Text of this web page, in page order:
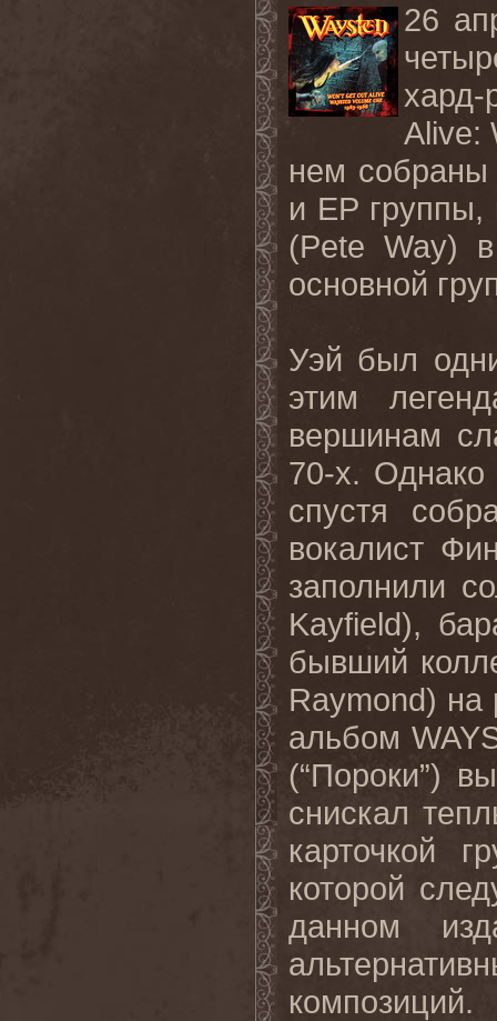
26
Alive:
нем собраны
и EP группы,
(Pete Way)
основной
Уэй был
этим
вершинам
70-х. Однако
спустя
вокалист
заполнили
Kayfield),
бывший
Raymond)
альбом
(“Пороки”)
снискал
карточкой
которой
данном
композиций.